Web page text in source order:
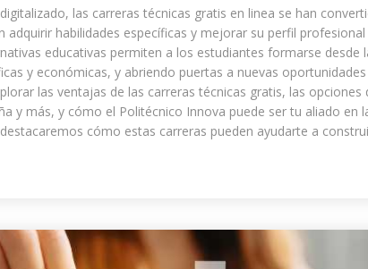
las carreras técnicas gratis en linea se han
adquirir habilidades específicas y mejorar su perfil
educativas permiten a los estudiantes formarse desde
y económicas, y abriendo puertas a nuevas
las ventajas de las carreras técnicas gratis, las
y más, y cómo el Politécnico Innova puede ser tu aliado en
cómo estas carreras pueden ayudarte a